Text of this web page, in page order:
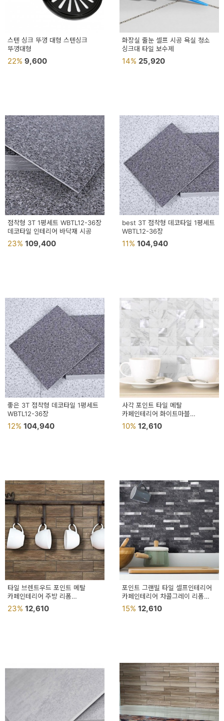
드
수
예
베
스
트
모
자
이
기
획
전
이
벤
트
기
획
스텐 싱크 뚜껑 대형 스텐싱크
뚜껑대형
22% 9,600
화장실 줄눈 셀프 시공 욕실 청소
싱크대 타일 보수제
14% 25,920
점착형 3T 1평세트 WBTL12-36장
데코타일 인테리어 바닥재 시공
23% 109,400
best 3T 점착형 데코타일 1평세트
WBTL12-36장
11% 104,940
좋은 3T 점착형 데코타일 1평세트
WBTL12-36장
12% 104,940
사각 포인트 타일 메탈
카페인테리어 화이트마블
셀프인테리어 리폼 주방
10% 12,610
타일 브렌트우드 포인트 메탈
카페인테리어 주방 리폼
셀프인테리어
23% 12,610
포인트 그랜빌 타일 셀프인테리어
카페인테리어 차콜그레이 리폼
메탈
15% 12,610